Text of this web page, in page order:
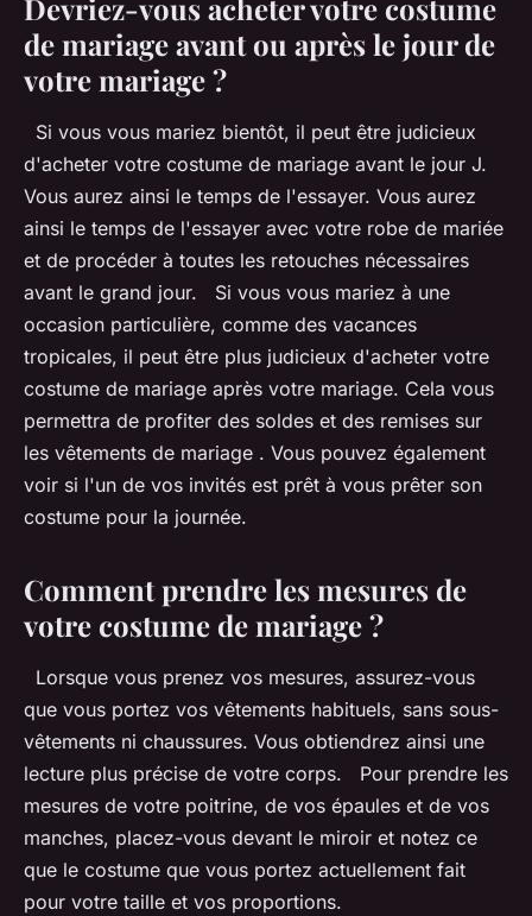
Devriez-vous acheter votre costume
de mariage avant ou après le jour de
votre mariage ?
Si vous vous mariez bientôt, il peut être judicieux
d'acheter votre costume de mariage avant le jour J.
Vous aurez ainsi le temps de l'essayer. Vous aurez
ainsi le temps de l'essayer avec votre robe de mariée
et de procéder à toutes les retouches nécessaires
avant le grand jour. Si vous vous mariez à une
occasion particulière, comme des vacances
tropicales, il peut être plus judicieux d'acheter votre
costume de mariage après votre mariage. Cela vous
permettra de profiter des soldes et des remises sur
les vêtements de mariage . Vous pouvez également
voir si l'un de vos invités est prêt à vous prêter son
costume pour la journée.
Comment prendre les mesures de
votre costume de mariage ?
Lorsque vous prenez vos mesures, assurez-vous
que vous portez vos vêtements habituels, sans sous-
vêtements ni chaussures. Vous obtiendrez ainsi une
lecture plus précise de votre corps. Pour prendre les
mesures de votre poitrine, de vos épaules et de vos
manches, placez-vous devant le miroir et notez ce
que le costume que vous portez actuellement fait
pour votre taille et vos proportions.